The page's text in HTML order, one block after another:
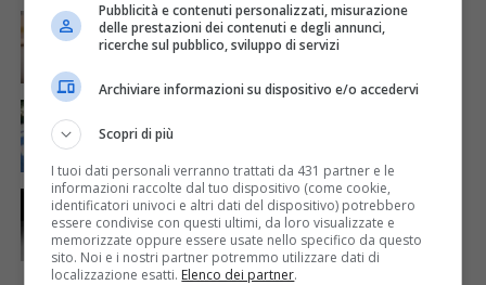
CRONACA & ATTUALITÀ 6 giorni fa
Mattia Ranghetti muore a 29 anni dopo la
folgorazione alle Ferriere Nord di Osoppo
Arrivano 142 nuovi poliziotti in Friuli-Venezia Giulia:
61 saranno assegnati a Trieste
CRONACA & ATTUALITÀ 2 giorni fa
Due terremoti in poche ore scuotono la Croazia: la
scossa più forte sul Quarnero
Pubblicità e contenuti personalizzati, misurazione
delle prestazioni dei contenuti e degli annunci,
ricerche sul pubblico, sviluppo di servizi
Archiviare informazioni su dispositivo e/o accedervi
Scopri di più
I tuoi dati personali verranno trattati da 431 partner e le
informazioni raccolte dal tuo dispositivo (come cookie,
identificatori univoci e altri dati del dispositivo) potrebbero
essere condivise con questi ultimi, da loro visualizzate e
memorizzate oppure essere usate nello specifico da questo
sito. Noi e i nostri partner potremmo utilizzare dati di
localizzazione esatti. Elenco dei partner.